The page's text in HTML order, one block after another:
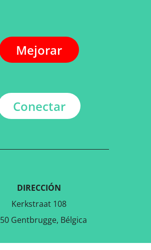
Mejorar
Conectar
DIRECCIÓN
Kerkstraat 108
Gentbrugge, Bélgica